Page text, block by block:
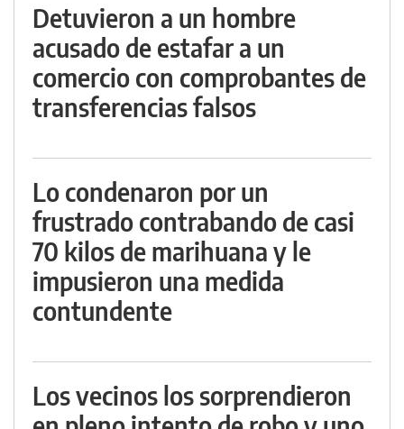
Detuvieron a un hombre
acusado de estafar a un
comercio con comprobantes de
transferencias falsos
Lo condenaron por un
frustrado contrabando de casi
70 kilos de marihuana y le
impusieron una medida
contundente
Los vecinos los sorprendieron